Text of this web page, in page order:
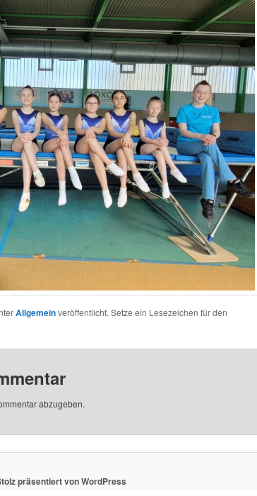
Allgemeinveröffentlicht. Setze ein Lesezeichen für den
abzugeben.
präsentiert von WordPress